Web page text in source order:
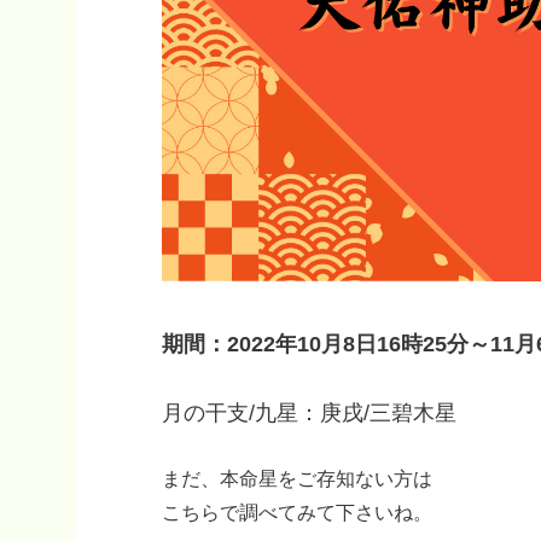
期間：2022年10月8日16時25分～11月
月の干支/九星：庚戌/三碧木星
まだ、本命星をご存知ない方は
こちらで調べてみて下さいね。